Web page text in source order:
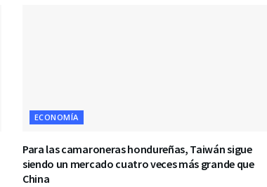
ECONOMÍA
Para las camaroneras hondureñas, Taiwán sigue
siendo un mercado cuatro veces más grande que
China